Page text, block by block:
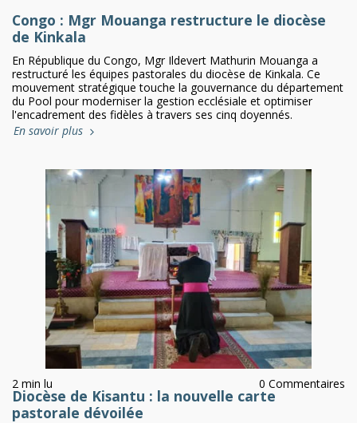
Congo : Mgr Mouanga restructure le diocèse
de Kinkala
En République du Congo, Mgr Ildevert Mathurin Mouanga a
restructuré les équipes pastorales du diocèse de Kinkala. Ce
mouvement stratégique touche la gouvernance du département
du Pool pour moderniser la gestion ecclésiale et optimiser
l'encadrement des fidèles à travers ses cinq doyennés.
En savoir plus
2 min lu 0 Commentaires
Diocèse de Kisantu : la nouvelle carte
pastorale dévoilée